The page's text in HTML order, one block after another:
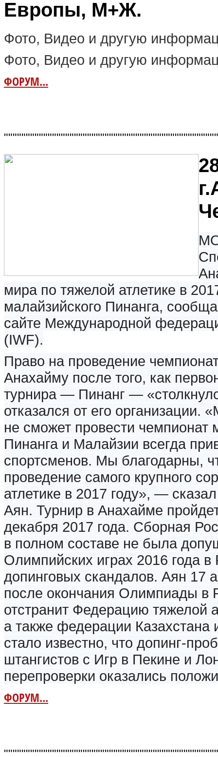
Европы, М+Ж.
Фото, Видео и другую
Фото, Видео и другую
ФОРУМ...
мира по тяжелой атлетике в
малайзийского Пинанга,
сайте Международной
(IWF).
Право на проведение
Анахайму после того, как
турнира — Пинанг —
отказался от его организации.
не сможет провести чемпионат
Пинанга и Малайзии всегда
спортсменов. Мы благодарны,
проведение самого крупного
атлетике в 2017 году», —
Аян. Турнир в Анахайме
декабря 2017 года. Сборная
в полном составе не была
Олимпийских играх 2016 года
допинговых скандалов. Аян 17
после окончания Олимпиады в
отстранит Федерацию тяжелой
а также федерации Казахстана
стало известно, что допинг-
штангистов с Игр в Пекине и
перепроверки оказались
ФОРУМ...